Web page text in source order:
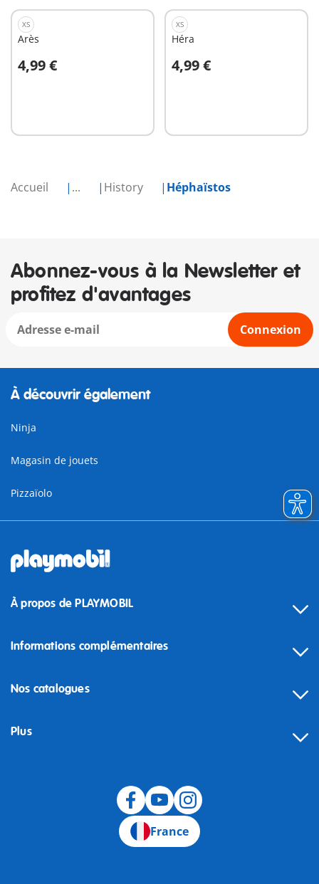
Accueil ... History Héphaïstos
XS
Arès
4,99 €
Au panier
XS
Héra
4,99 €
Au panier
Abonnez-vous à la Newsletter et
profitez d'avantages
Connexion
À découvrir également
Ninja
Magasin de jouets
Pizzaïolo
À propos de PLAYMOBIL
Informations complémentaires
Nos catalogues
Plus
France